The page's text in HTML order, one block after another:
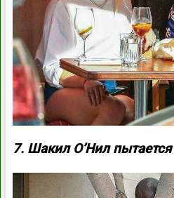
7. Шакил О’Нил пытается